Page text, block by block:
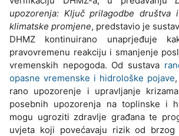
upozorenja: Ključ prilagodbe društva
klimatske promjene, predstavio je
DHMZ kontinuirano unaprjeđuje
pravovremenu reakciju i smanjenje
vremenskih nepogoda. Od sustava
opasne vremenske i hidrološke pojave
rano upozorenje i upravljanje
posebnih upozorenja na toplinske i
mogu ugroziti zdravlje građana te
uvjeta koji povećavaju rizik od brzog